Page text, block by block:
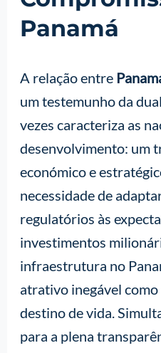
Panamá
A relação entre
um testemunho da
vezes caracteriza as
desenvolvimento: um
económico e
necessidade de
regulatórios às
investimentos
infraestrutura no
atrativo inegável
destino de vida.
para a plena